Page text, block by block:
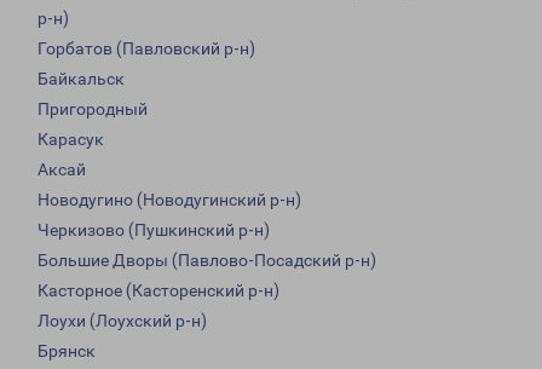
р-н)
Горбатов (Павловский р-н)
Байкальск
Пригородный
Карасук
Аксай
Новодугино (Новодугинский р-н)
Черкизово (Пушкинский р-н)
Большие Дворы (Павлово-Посадский р-н)
Касторное (Касторенский р-н)
Лоухи (Лоухский р-н)
Брянск